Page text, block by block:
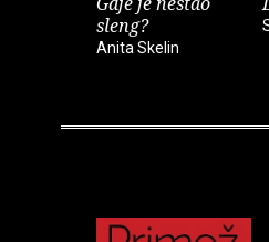
sleng?
Anita Skelin